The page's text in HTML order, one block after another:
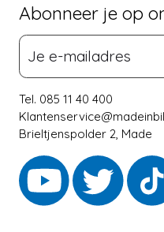
Abonneer je op
Tel. 085 11 40 400
Brieltjenspolder 2, Made